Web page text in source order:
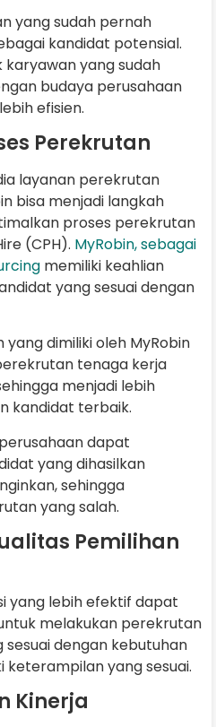
yang sudah pernah
kandidat potensial.
yang sudah
budaya perusahaan
efisien.
Perekrutan
layanan perekrutan
bisa menjadi langkah
proses perekrutan
(CPH). MyRobin, sebagai
memiliki keahlian
yang sesuai dengan
dimiliki oleh MyRobin
tenaga kerja
menjadi lebih
kandidat terbaik.
dapat
yang dihasilkan
sehingga
yang salah.
Pemilihan
yang lebih efektif dapat
melakukan perekrutan
sesuai dengan kebutuhan
keterampilan yang sesuai.
Kinerja